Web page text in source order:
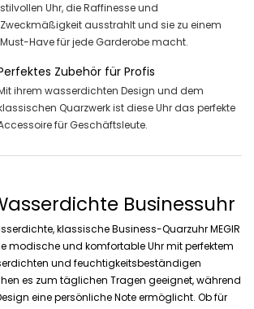
stilvollen Uhr, die Raffinesse und
Zweckmäßigkeit ausstrahlt und sie zu einem
Must-Have für jede Garderobe macht.
Zubehör für Profis
ihrem wasserdichten Design und dem
Quarzwerk ist diese Uhr das perfekte
für Geschäftsleute.
Businessuhr
klassische Business-Quarzuhr MEGIR
modische und komfortable Uhr mit perfektem
und feuchtigkeitsbeständigen
es zum täglichen Tragen geeignet, während
eine persönliche Note ermöglicht. Ob für